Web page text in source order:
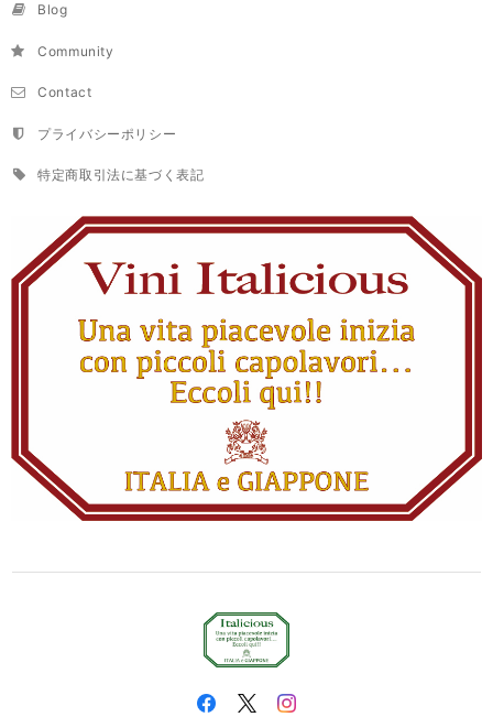
Blog
Community
Contact
プライバシーポリシー
特定商取引法に基づく表記